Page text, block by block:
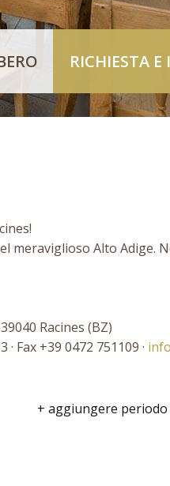
RICHIESTA
meraviglioso Alto Adige.
Racines (BZ)
Fax +39 0472 751109 ·
+ aggiungere